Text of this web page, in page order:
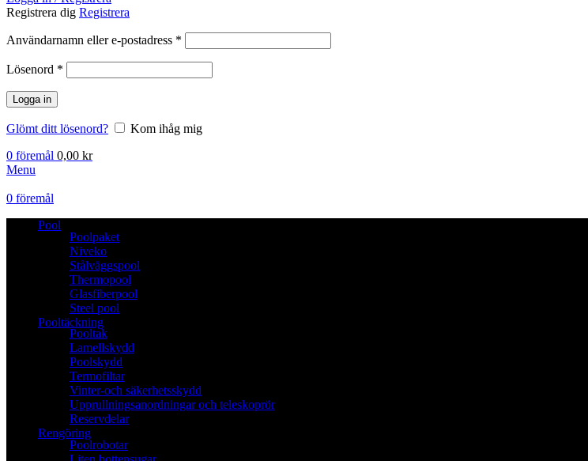
Registrera dig Registrera
Användarnamn eller e-postadress *
Lösenord *
Logga in
Glömt ditt lösenord?
Kom ihåg mig
0 föremål 0,00 kr
Menu
0 föremål
Pool
Poolpaket
Niveko
Stålväggspool
Thermopool
Glasfiberpool
Steel pool
Pooltäckning
Pooltak
Lamellskydd
Poolskydd
Termofiltar
Vinter-och säkerhetsskydd
Upprullningsanordningar och teleskoprör
Reservdelar
Rengöring
Poolrobotar